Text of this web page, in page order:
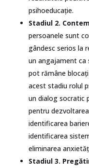
psihoeducație.
Stadiul 2.
persoanele sunt
gândesc serios la
un angajament ca
pot rămâne
acest stadiu rolul
un dialog socratic
pentru
identificarea
identificarea
eliminarea
Stadiul 3.